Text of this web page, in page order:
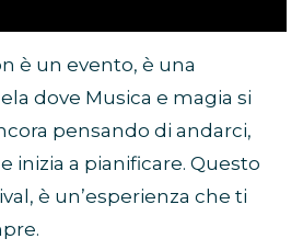
è un evento, è una
dove Musica e magia si
pensando di andarci,
inizia a pianificare. Questo
è un’esperienza che ti